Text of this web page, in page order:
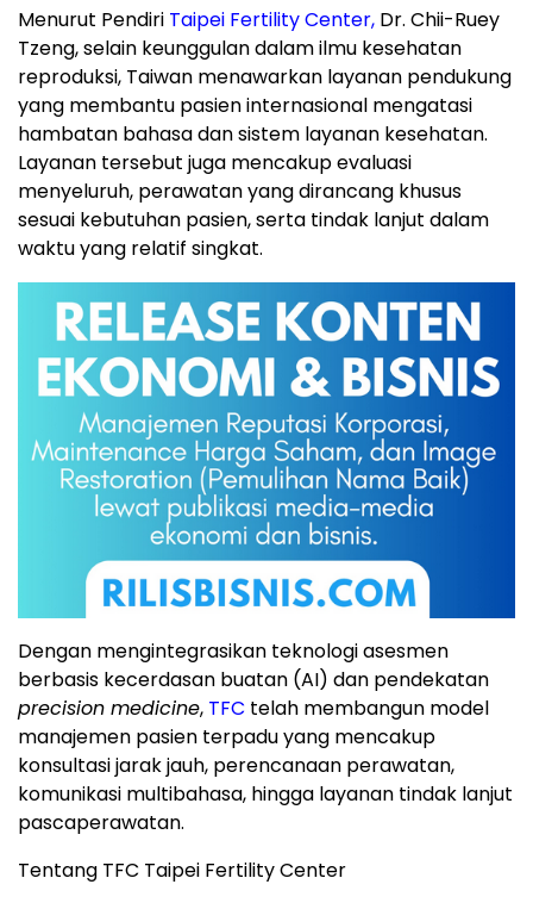
Menurut Pendiri Taipei Fertility Center, Dr. Chii-Ruey
Tzeng, selain keunggulan dalam ilmu kesehatan
reproduksi, Taiwan menawarkan layanan pendukung
yang membantu pasien internasional mengatasi
hambatan bahasa dan sistem layanan kesehatan.
Layanan tersebut juga mencakup evaluasi
menyeluruh, perawatan yang dirancang khusus
sesuai kebutuhan pasien, serta tindak lanjut dalam
waktu yang relatif singkat.
Dengan mengintegrasikan teknologi asesmen
berbasis kecerdasan buatan (AI) dan pendekatan
precision medicine, TFC telah membangun model
manajemen pasien terpadu yang mencakup
konsultasi jarak jauh, perencanaan perawatan,
komunikasi multibahasa, hingga layanan tindak lanjut
pascaperawatan.
Tentang TFC Taipei Fertility Center